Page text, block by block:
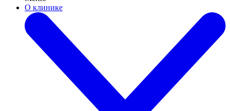
О клинике